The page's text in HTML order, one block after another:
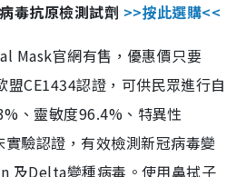
毒抗原檢測試劑 >>按此選購<<
Mask官網有售，優惠價只要
CE1434認證，可供民眾進行自
、靈敏度96.4%、特異性
驗認證，有效檢測新冠病毒變
及Delta變種病毒。使用鼻拭子